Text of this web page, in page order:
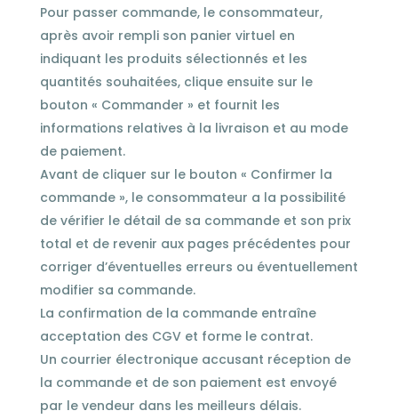
Pour passer commande, le consommateur,
après avoir rempli son panier virtuel en
indiquant les produits sélectionnés et les
quantités souhaitées, clique ensuite sur le
bouton « Commander » et fournit les
informations relatives à la livraison et au mode
de paiement.
Avant de cliquer sur le bouton « Confirmer la
commande », le consommateur a la possibilité
de vérifier le détail de sa commande et son prix
total et de revenir aux pages précédentes pour
corriger d’éventuelles erreurs ou éventuellement
modifier sa commande.
La confirmation de la commande entraîne
acceptation des CGV et forme le contrat.
Un courrier électronique accusant réception de
la commande et de son paiement est envoyé
par le vendeur dans les meilleurs délais.